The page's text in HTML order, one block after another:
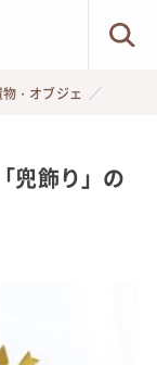
物・オブジェ
兜飾り」の